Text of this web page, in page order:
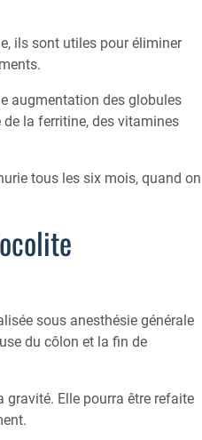
ils sont utiles pour éliminer
augmentation des globules
de la ferritine, des vitamines
tous les six mois, quand on
sous anesthésie générale
du côlon et la fin de
gravité. Elle pourra être refaite